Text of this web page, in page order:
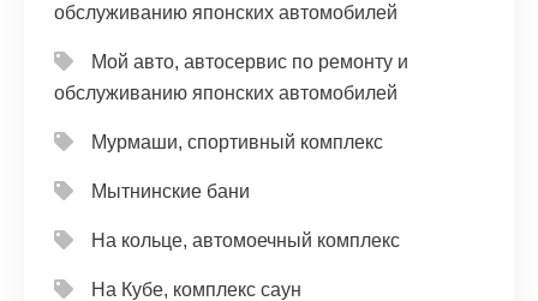
обслуживанию японских автомобилей
Мой авто, автосервис по ремонту и
обслуживанию японских автомобилей
Мурмаши, спортивный комплекс
Мытнинские бани
На кольце, автомоечный комплекс
На Кубе, комплекс саун